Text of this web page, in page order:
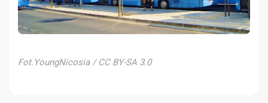
Fot.YoungNicosia / CC BY-SA 3.0